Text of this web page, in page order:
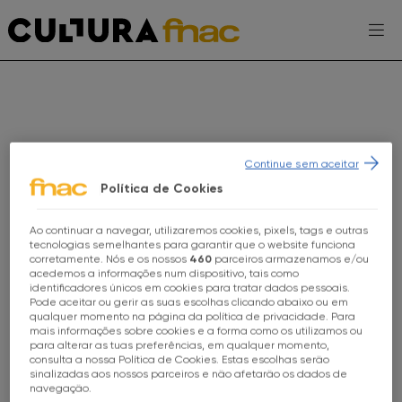
AGENDA
EXPOSIÇÕES
PROJETOS CULTURA FNAC
ENTREVISTAS
TOMA-NOTA
Escolhe a tua loja FNAC
Todas as Lojas
FNAC Alameda
FNAC Alfragide
WORKSHOP TECNOLOGIA
Política de Cookies
Ao continuar a navegar, utilizaremos cookies, pixels, tags e outras
tecnologias semelhantes para garantir que o website funciona
corretamente. Nós e os nossos 460 parceiros armazenamos e/ou
acedemos a informações num dispositivo, tais como
identificadores únicos em cookies para tratar dados pessoais.
Pode aceitar ou gerir as suas escolhas clicando abaixo ou em
qualquer momento na página da política de privacidade. Para
mais informações sobre cookies e a forma como os utilizamos ou
para alterar as tuas preferências, em qualquer momento,
consulta a nossa Política de Cookies. Estas escolhas serão
sinalizadas aos nossos parceiros e não afetarão os dados de
navegação.
Continue sem aceitar